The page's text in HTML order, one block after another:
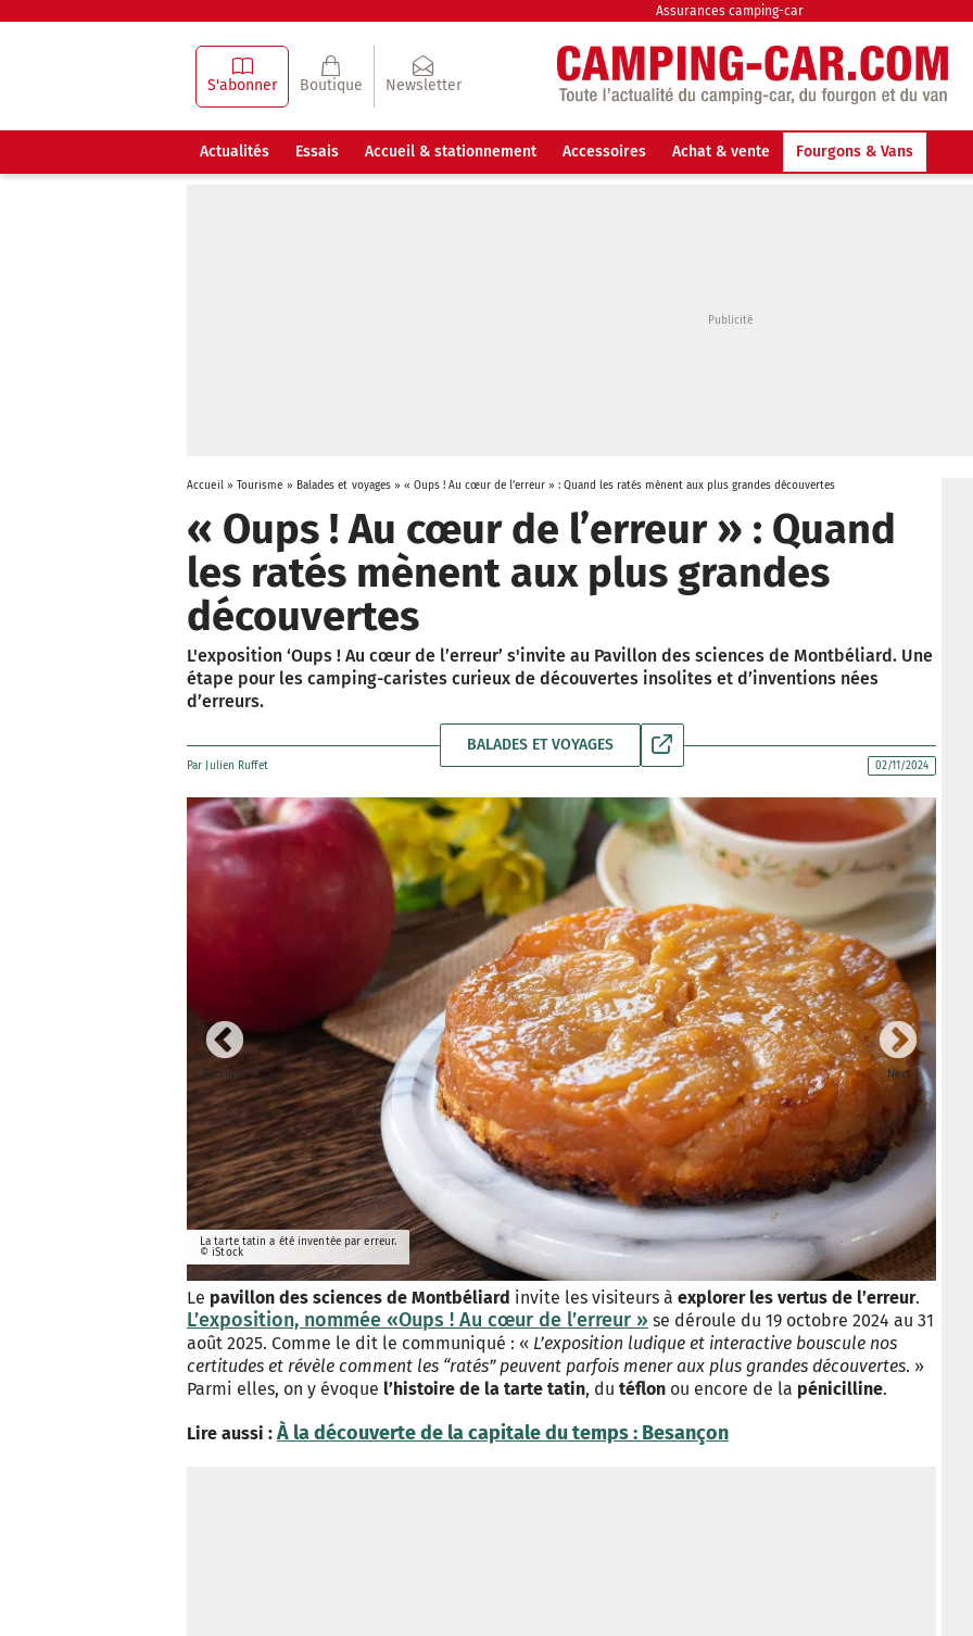
Assurances camping-car
S'abonner Boutique Newsletter
Actualités Essais Accueil & stationnement Accessoires Achat & vente Fourgons & Vans
Accueil» Tourisme » Balades et voyages »« Oups ! Au cœur de l’erreur » : Quand les ratés mènent aux plus grandes découvertes
« Oups ! Au cœur de l’erreur » : Quand
les ratés mènent aux plus grandes
découvertes
L'exposition ‘Oups ! Au cœur de l’erreur’ s'invite au Pavillon des sciences de Montbéliard. Une
étape pour les camping-caristes curieux de découvertes insolites et d’inventions nées
d’erreurs.
BALADES ET VOYAGES
Par Julien Ruffet 02/11/2024
Previous
La tarte tatin a été inventée par erreur.
© iStock
Next
Le pavillon des sciences de Montbéliard invite les visiteurs à explorer les vertus de l’erreur.
L’exposition, nommée «Oups ! Au cœur de l’erreur » se déroule du 19 octobre 2024 au 31
août 2025. Comme le dit le communiqué : « L’exposition ludique et interactive bouscule nos
certitudes et révèle comment les “ratés” peuvent parfois mener aux plus grandes découvertes. »
Parmi elles, on y évoque l’histoire de la tarte tatin, du téflon ou encore de la pénicilline.
Lire aussi : À la découverte de la capitale du temps : Besançon